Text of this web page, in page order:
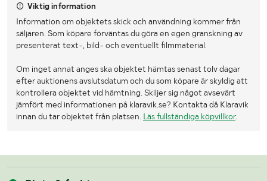
Viktig information
Information om objektets skick och användning kommer från
säljaren. Som köpare förväntas du göra en egen granskning av
presenterat text-, bild- och eventuellt filmmaterial.
Om inget annat anges ska objektet hämtas senast tolv dagar
efter auktionens avslutsdatum och du som köpare är skyldig att
kontrollera objektet vid hämtning. Skiljer sig något avsevärt
jämfört med informationen på klaravik.se? Kontakta då Klaravik
innan du tar objektet från platsen. Läs fullständiga köpvillkor.